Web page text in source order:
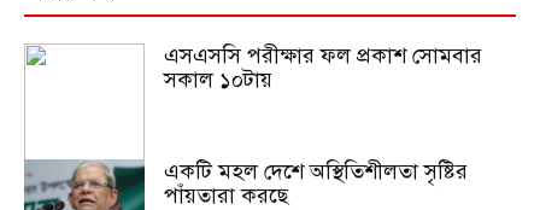
এসএসসি পরীক্ষার ফল প্রকাশ সোমবার
সকাল ১০টায়
একটি মহল দেশে অস্থিতিশীলতা সৃষ্টির
পাঁয়তারা করছে